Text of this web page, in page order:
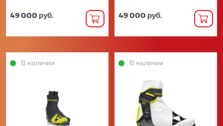
49 000 руб. 49 000 руб.
В наличии В наличии